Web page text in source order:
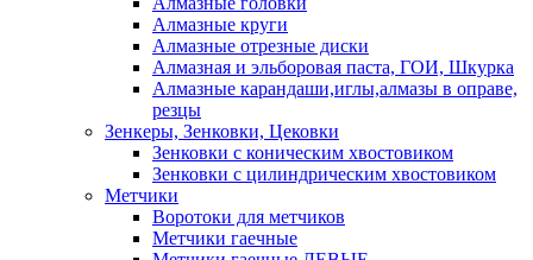
Алмазные круги
Алмазные отрезные диски
Алмазная и эльборовая паста, ГОИ, Шкурка
Алмазные карандаши,иглы,алмазы в оправе,
резцы
Зенкеры, Зенковки, Цековки
Зенковки с коническим хвостовиком
Зенковки с цилиндрическим хвостовиком
Метчики
Воротоки для метчиков
Метчики гаечные